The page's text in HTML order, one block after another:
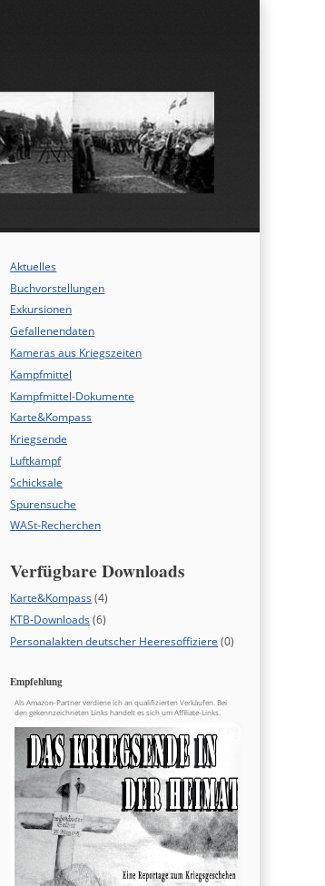
Aktuelles
Buchvorstellungen
Exkursionen
Gefallenendaten
Kameras aus Kriegszeiten
Kampfmittel
Kampfmittel-Dokumente
Karte&Kompass
Kriegsende
Luftkampf
Schicksale
Spurensuche
WASt-Recherchen
Verfügbare Downloads
Karte&Kompass (4)
KTB-Downloads (6)
Personalakten deutscher Heeresoffiziere (0)
Empfehlung
Als Amazon-Partner verdiene ich an qualifizierten Verkäufen. Bei
den gekennzeichneten Links handelt es sich um Affiliate-Links.